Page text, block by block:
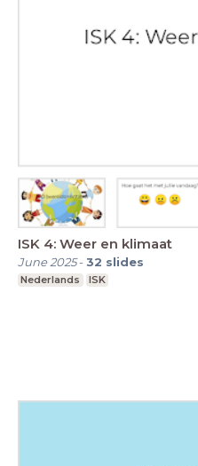
ISK 4: Weer en klimaat
June 2025-32 slides
Nederlands ISK